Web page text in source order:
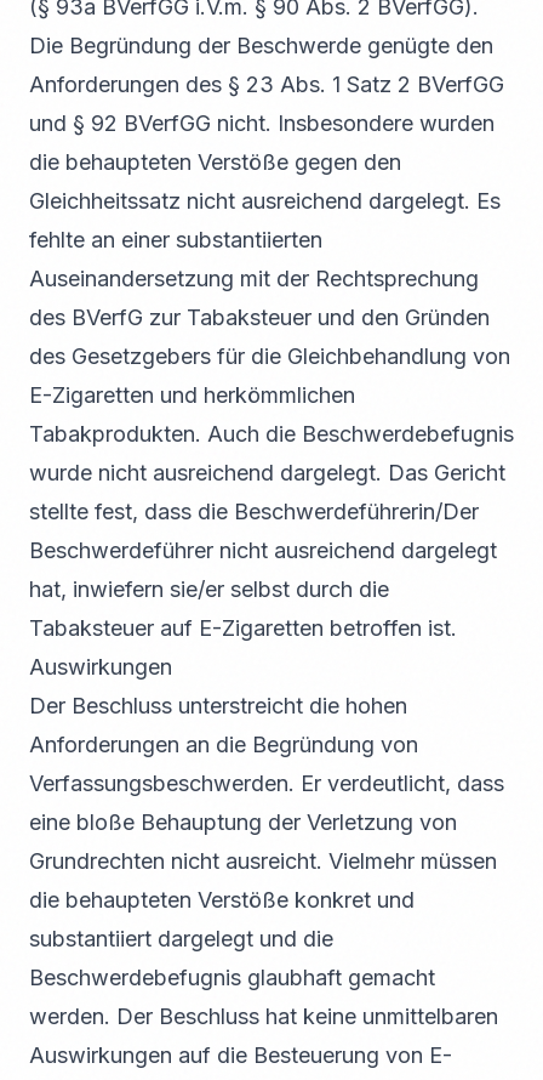
(§ 93a BVerfGG i.V.m. § 90 Abs. 2 BVerfGG).
Die Begründung der Beschwerde genügte den
Anforderungen des § 23 Abs. 1 Satz 2 BVerfGG
und § 92 BVerfGG nicht. Insbesondere wurden
die behaupteten Verstöße gegen den
Gleichheitssatz nicht ausreichend dargelegt. Es
fehlte an einer substantiierten
Auseinandersetzung mit der Rechtsprechung
des BVerfG zur Tabaksteuer und den Gründen
des Gesetzgebers für die Gleichbehandlung von
E-Zigaretten und herkömmlichen
Tabakprodukten. Auch die Beschwerdebefugnis
wurde nicht ausreichend dargelegt. Das Gericht
stellte fest, dass die Beschwerdeführerin/Der
Beschwerdeführer nicht ausreichend dargelegt
hat, inwiefern sie/er selbst durch die
Tabaksteuer auf E-Zigaretten betroffen ist.
Auswirkungen
Der Beschluss unterstreicht die hohen
Anforderungen an die Begründung von
Verfassungsbeschwerden. Er verdeutlicht, dass
eine bloße Behauptung der Verletzung von
Grundrechten nicht ausreicht. Vielmehr müssen
die behaupteten Verstöße konkret und
substantiiert dargelegt und die
Beschwerdebefugnis glaubhaft gemacht
werden. Der Beschluss hat keine unmittelbaren
Auswirkungen auf die Besteuerung von E-